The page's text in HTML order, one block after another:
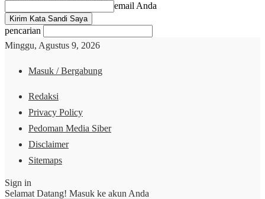
email Anda
pencarian
Minggu, Agustus 9, 2026
Masuk / Bergabung
Redaksi
Privacy Policy
Pedoman Media Siber
Disclaimer
Sitemaps
Sign in
Selamat Datang! Masuk ke akun Anda